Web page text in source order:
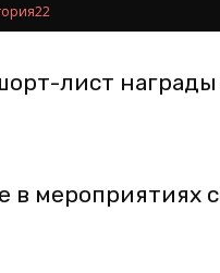
лист
мероприятиях